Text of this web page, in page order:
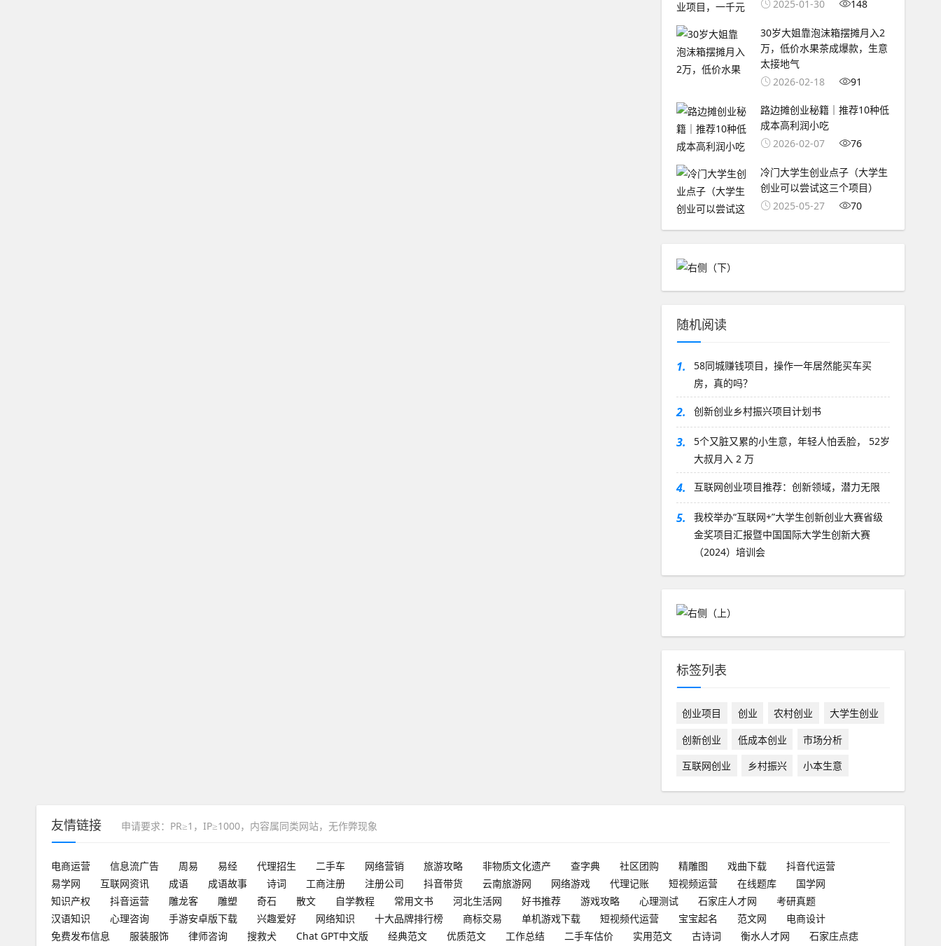
2025-01-30
148
30岁大姐靠泡沫箱摆摊月入2
万，低价水果茶成爆款，生意
太接地气
2026-02-18
91
路边摊创业秘籍｜推荐10种低
成本高利润小吃
2026-02-07
76
冷门大学生创业点子（大学生
创业可以尝试这三个项目）
2025-05-27
70
随机阅读
1.
58同城赚钱项目，操作一年居然能买车买
房，真的吗？
2. 创新创业乡村振兴项目计划书
3.
5个又脏又累的小生意，年轻人怕丢脸， 52岁
大叔月入 2 万
4. 互联网创业项目推荐：创新领域，潜力无限
5.
我校举办“互联网+”大学生创新创业大赛省级
金奖项目汇报暨中国国际大学生创新大赛
（2024）培训会
标签列表
创业项目 创业 农村创业
大学生创业
创新创业
低成本创业
市场分析
互联网创业
乡村振兴 小本生意
友情链接 申请要求：PR≥1，IP≥1000，内容属同类网站，无作弊现象
电商运营 信息流广告 周易 易经 代理招生 二手车 网络营销 旅游攻略 非物质文化遗产 查字典 社区团购 精雕图 戏曲下载
抖音代运营
易学网
互联网资讯 成语 成语故事 诗词 工商注册 注册公司 抖音带货 云南旅游网 网络游戏 代理记账 短视频运营 在线题库
国学网
知识产权
抖音运营 雕龙客 雕塑 奇石 散文 自学教程 常用文书 河北生活网 好书推荐 游戏攻略 心理测试 石家庄人才网
考研真题
汉语知识
心理咨询 手游安卓版下载 兴趣爱好 网络知识 十大品牌排行榜 商标交易 单机游戏下载 短视频代运营 宝宝起名 范文网
电商设计
免费发布信息
服装服饰 律师咨询 搜救犬 Chat GPT中文版 经典范文 优质范文 工作总结 二手车估价 实用范文 古诗词 衡水人才网 石家庄点痣